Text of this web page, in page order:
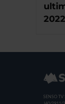
2022
SENSO TV